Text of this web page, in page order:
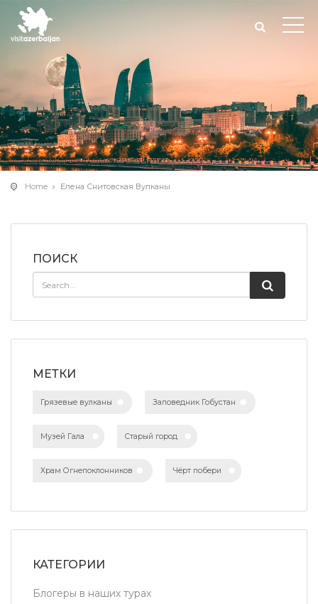
Home Елена Снитовская Вулканы
ПОИСК
МЕТКИ
Грязевые вулканы Заповедник Гобустан
Музей Гала Старый город
Храм Огнепоклонников Чёрт побери
КАТЕГОРИИ
Блогеры в наших турах